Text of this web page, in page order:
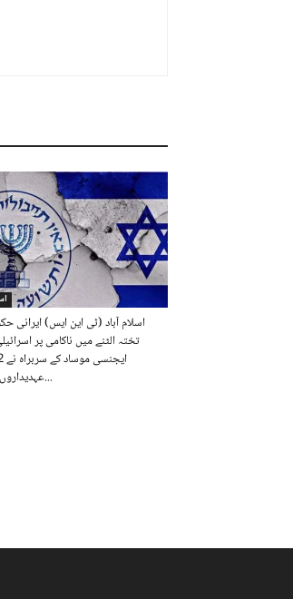
اسلام آباد (ٹی این ایس) ایرانی
تختہ الٹنے میں ناکامی پر
عہدیداروں انٹیلی...